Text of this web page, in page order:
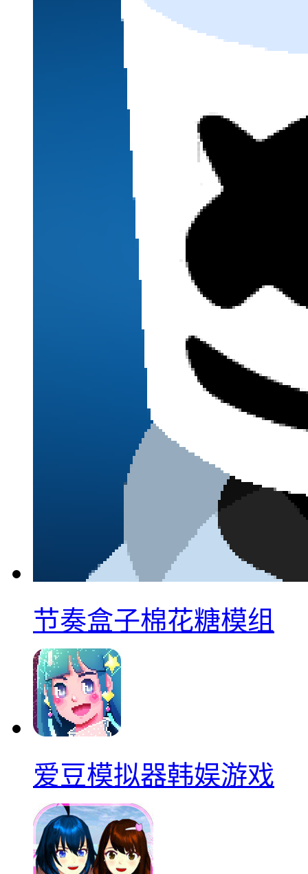
节奏盒子棉花糖模组
爱豆模拟器韩娱游戏